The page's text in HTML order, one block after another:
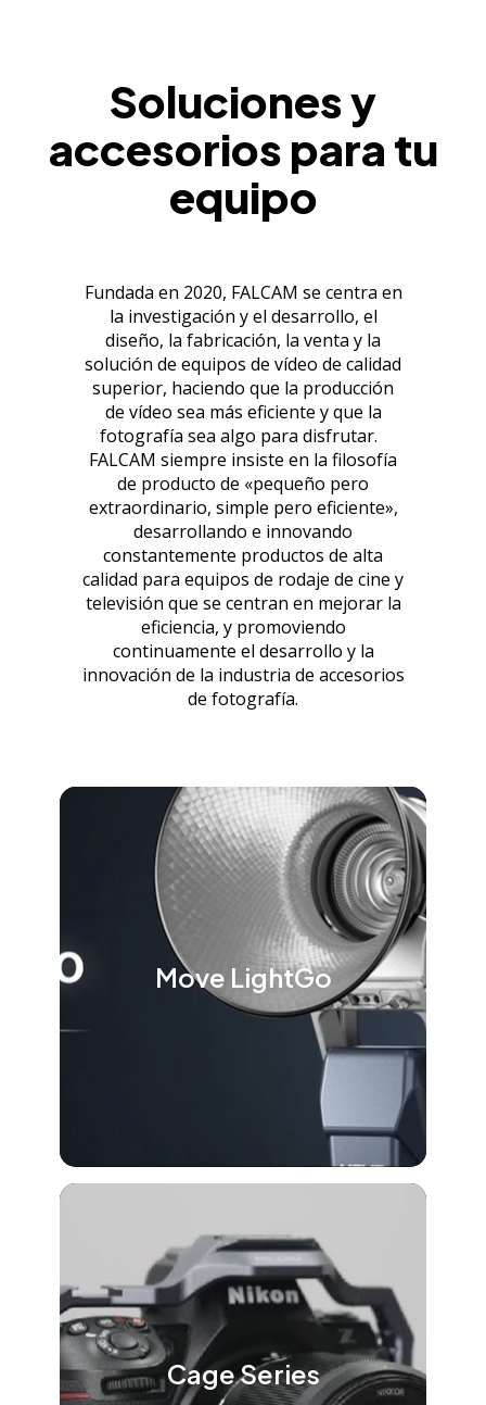
Soluciones y
accesorios para tu
equipo
Fundada en 2020, FALCAM se centra en
la investigación y el desarrollo, el
diseño, la fabricación, la venta y la
solución de equipos de vídeo de calidad
superior, haciendo que la producción
de vídeo sea más eficiente y que la
fotografía sea algo para disfrutar.
FALCAM siempre insiste en la filosofía
de producto de «pequeño pero
extraordinario, simple pero eficiente»,
desarrollando e innovando
constantemente productos de alta
calidad para equipos de rodaje de cine y
televisión que se centran en mejorar la
eficiencia, y promoviendo
continuamente el desarrollo y la
innovación de la industria de accesorios
de fotografía.
Move LightGo
Cage Series